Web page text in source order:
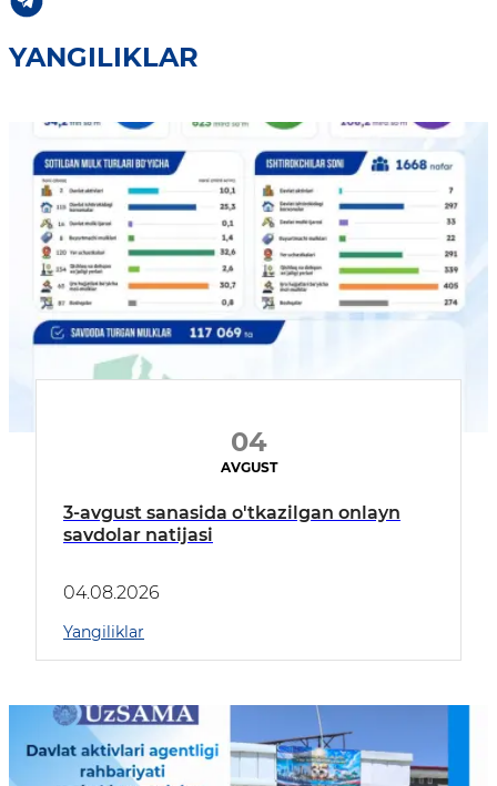
YANGILIKLAR
04
AVGUST
3-avgust sanasida o'tkazilgan onlayn
savdolar natijasi
04.08.2026
Yangiliklar